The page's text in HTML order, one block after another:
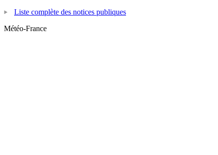
Liste complète des notices publiques
Météo-France